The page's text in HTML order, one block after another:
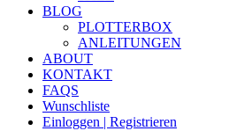
BLOG
PLOTTERBOX
ANLEITUNGEN
ABOUT
KONTAKT
FAQS
Wunschliste
Einloggen | Registrieren